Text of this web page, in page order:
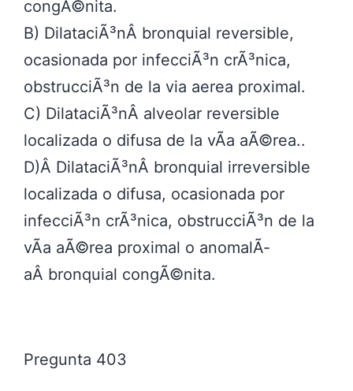
congÃ©nita.
B) DilataciÃ³nÂ bronquial reversible,
ocasionada por infecciÃ³n crÃ³nica,
obstrucciÃ³n de la via aerea proximal.
C) DilataciÃ³nÂ alveolar reversible
localizada o difusa de la vÃ­a aÃ©rea..
D)Â DilataciÃ³nÂ bronquial irreversible
localizada o difusa, ocasionada por
infecciÃ³n crÃ³nica, obstrucciÃ³n de la
vÃ­a aÃ©rea proximal o anomalÃ­
aÂ bronquial congÃ©nita.
Pregunta 403